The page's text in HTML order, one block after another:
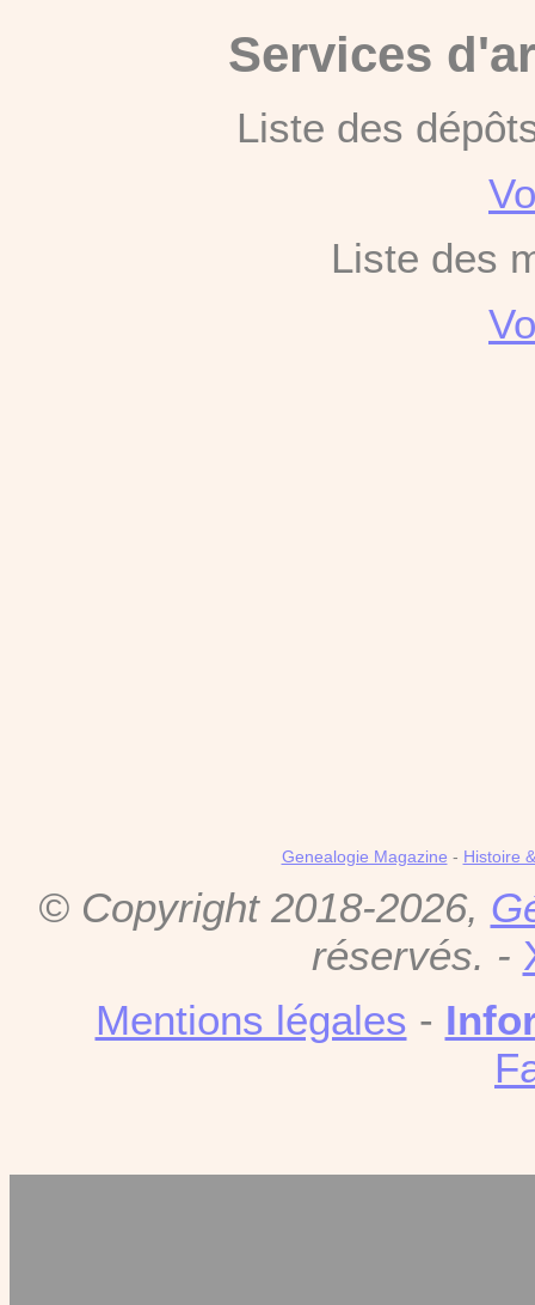
Services
Liste des
Liste des
Genealogie Magazine - Histoire
© Copyright 2018-2026,
réservés. -
Mentions légales -